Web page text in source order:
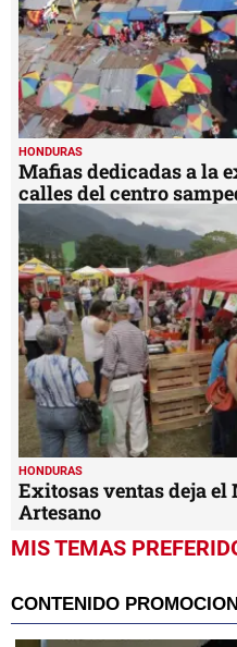
HONDURAS
Mafias dedicadas a la
calles del centro
HONDURAS
Exitosas ventas deja
Artesano
MIS TEMAS